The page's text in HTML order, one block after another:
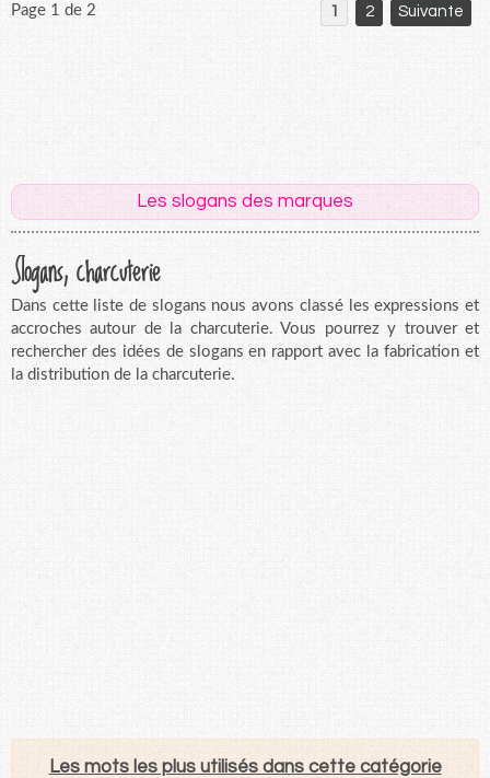
Page 1 de 2 1 2 Suivante
Les slogans des marques
Slogans, charcuterie
Dans cette liste de slogans nous avons classé les expressions et
accroches autour de la charcuterie. Vous pourrez y trouver et
rechercher des idées de slogans en rapport avec la fabrication et
la distribution de la charcuterie.
Les mots les plus utilisés dans cette catégorie